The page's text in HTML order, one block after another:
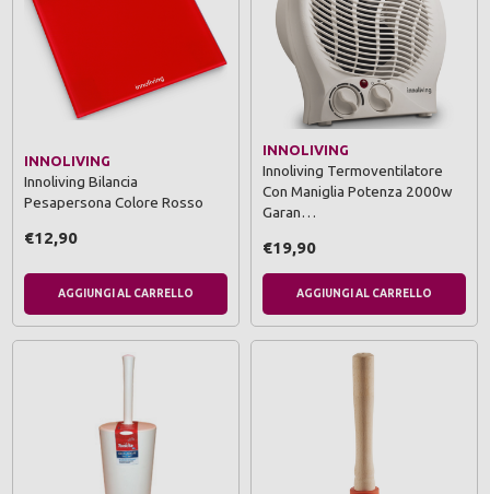
INNOLIVING
Innoliving Bilancia
Pesapersona Colore Rosso
€12,90
AGGIUNGI AL CARRELLO
INNOLIVING
Innoliving Termoventilatore
Con Maniglia Potenza 2000w
Garan…
€19,90
AGGIUNGI AL CARRELLO